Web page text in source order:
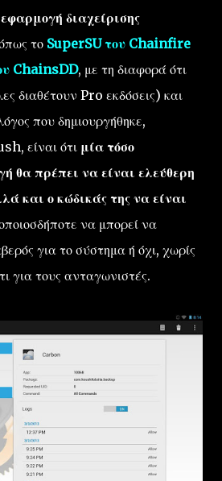
διαχείρισης
το SuperSU του Chainfire
ChainsDD, με τη διαφορά ότι
διαθέτουν Pro εκδόσεις) και
που δημιουργήθηκε,
είναι ότι μία τόσο
θα πρέπει να είναι ελεύθερη
και ο κώδικάς της να είναι
να μπορεί να
για το σύστημα ή όχι, χωρίς
για τους ανταγωνιστές.